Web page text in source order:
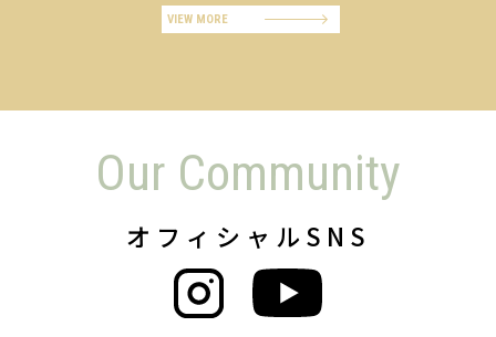
VIEW MORE
Our Community
オフィシャルSNS